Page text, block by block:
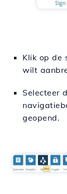
Klik op de
wilt
Selecteer
geopend.